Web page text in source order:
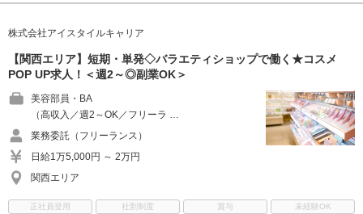
株式会社アイスタイルキャリア
【関西エリア】短期・単発◇バラエティショップで働く★コスメ
POP UP求人！＜週2～◎副業OK＞
美容部員・BA
（高収入／週2～OK／フリーラ …
業務委託（フリーランス）
日給1万5,000円 ～ 2万円
関西エリア
正社員登用 社割制度 賞与
未経験OK